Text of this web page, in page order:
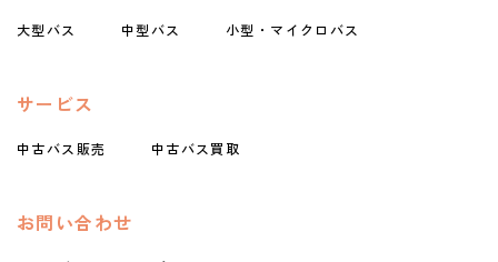
大型バス 中型バス 小型・マイクロバス
サービス
中古バス販売 中古バス買取
お問い合わせ